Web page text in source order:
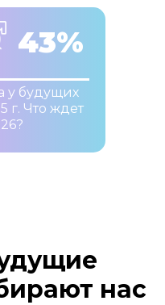
у будущих
г. Что ждет
43%
нас